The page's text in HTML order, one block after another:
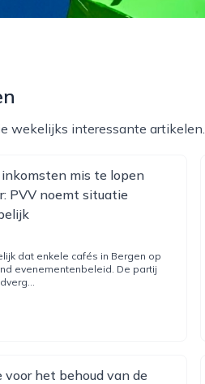
wekelijks interessante artikelen.
mis te lopen
PVV noemt situatie
dat enkele cafés in Bergen op
evenementenbeleid. De partij
het behoud van de